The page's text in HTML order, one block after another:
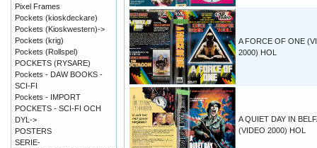
A FORCE OF ONE
2000) HOL
A QUIET DAY IN
(VIDEO 2000) HOL
Pixel Frames
Pockets (kioskdeckare)
Pockets (Kioskwestern)->
Pockets (krig)
Pockets (Rollspel)
POCKETS (RYSARE)
Pockets - DAW BOOKS -
SCI-FI
Pockets - IMPORT
POCKETS - SCI-FI OCH
DYL->
POSTERS
SERIE-